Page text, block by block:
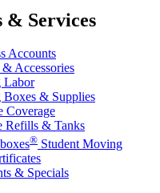
& Services
Accounts
Accessories
Labor
& Supplies
Coverage
Refills & Tanks
® Student Moving
& Specials